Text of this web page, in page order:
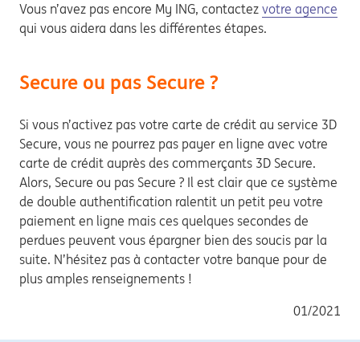
Vous n’avez pas encore My ING, contactez votre agence
qui vous aidera dans les différentes étapes.
Secure ou pas Secure ?
Si vous n’activez pas votre carte de crédit au service 3D
Secure, vous ne pourrez pas payer en ligne avec votre
carte de crédit auprès des commerçants 3D Secure.
Alors, Secure ou pas Secure ? Il est clair que ce système
de double authentification ralentit un petit peu votre
paiement en ligne mais ces quelques secondes de
perdues peuvent vous épargner bien des soucis par la
suite. N’hésitez pas à contacter votre banque pour de
plus amples renseignements !
01/2021